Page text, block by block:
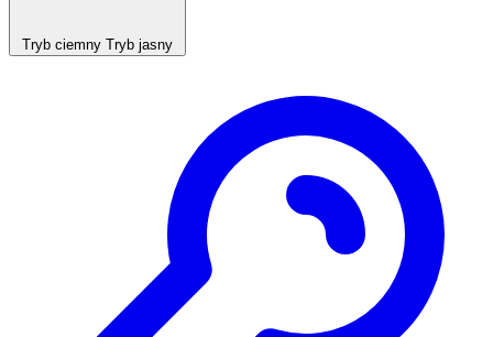
Tryb ciemny Tryb jasny